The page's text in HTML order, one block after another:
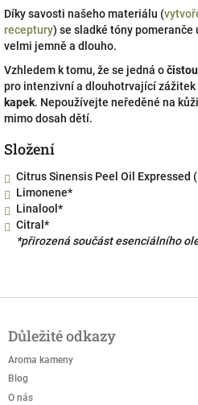
Díky savosti našeho materiálu (
receptury) se sladké tóny
velmi jemně a dlouho.
Vzhledem k tomu, že se jedná o
pro intenzivní a dlouhotrvající
kapek. Nepoužívejte neředěné na
mimo dosah dětí.
Složení
Citrus Sinensis Peel Oil Expressed
Limonene*
Linalool*
Citral*
*přirozená součást esenciálního
pDůležité odkazy
Aroma kameny
Blog
O nás